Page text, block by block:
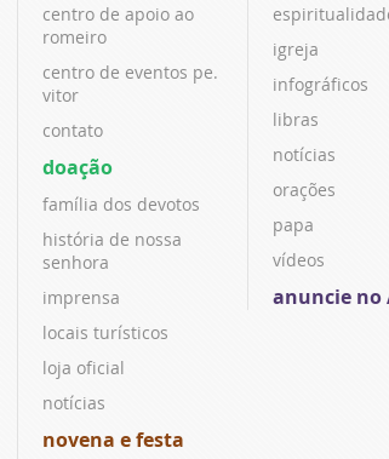
centro de apoio ao
romeiro
centro de eventos pe.
vitor
contato
doação
família dos devotos
história de nossa
senhora
imprensa
locais turísticos
loja oficial
notícias
novena e festa
igreja
infográficos
libras
notícias
orações
papa
vídeos
anuncie no